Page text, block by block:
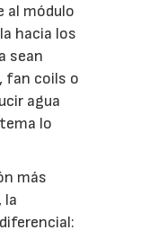
al módulo
hacia los
sean
fan coils o
agua
lo
más
la